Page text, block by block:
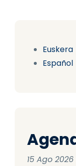
Euskera
Español
15 Ago 2026